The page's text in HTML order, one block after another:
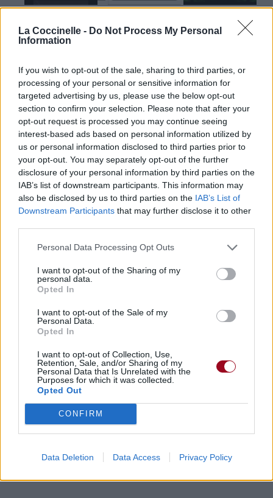
La Coccinelle - Do Not Process My Personal
Information
If you wish to opt-out of the sale, sharing to third parties, or
processing of your personal or sensitive information for
targeted advertising by us, please use the below opt-out
section to confirm your selection. Please note that after your
opt-out request is processed you may continue seeing
interest-based ads based on personal information utilized by
us or personal information disclosed to third parties prior to
your opt-out. You may separately opt-out of the further
disclosure of your personal information by third parties on the
IAB’s list of downstream participants. This information may
also be disclosed by us to third parties on the IAB’s List of
Downstream Participants that may further disclose it to other
Personal Data Processing Opt Outs
I want to opt-out of the Sharing of my
personal data.
Opted In
I want to opt-out of the Sale of my
Personal Data.
Opted In
I want to opt-out of Collection, Use,
Retention, Sale, and/or Sharing of my
Personal Data that Is Unrelated with the
Purposes for which it was collected.
Opted Out
CONFIRM
Data Deletion Data Access Privacy Policy
Chanson sans vidéo
Paroles + Traduction Téléchargement
Vidéos
Commentaires
Dire «merci» pour cette traduction Corriger une erreur